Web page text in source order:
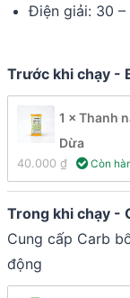
Điện giải: 30
Trước khi chạy -
1 × Thanh
Dừa
40.000 ₫ Còn
Trong khi chạy -
Cung cấp Carb
động